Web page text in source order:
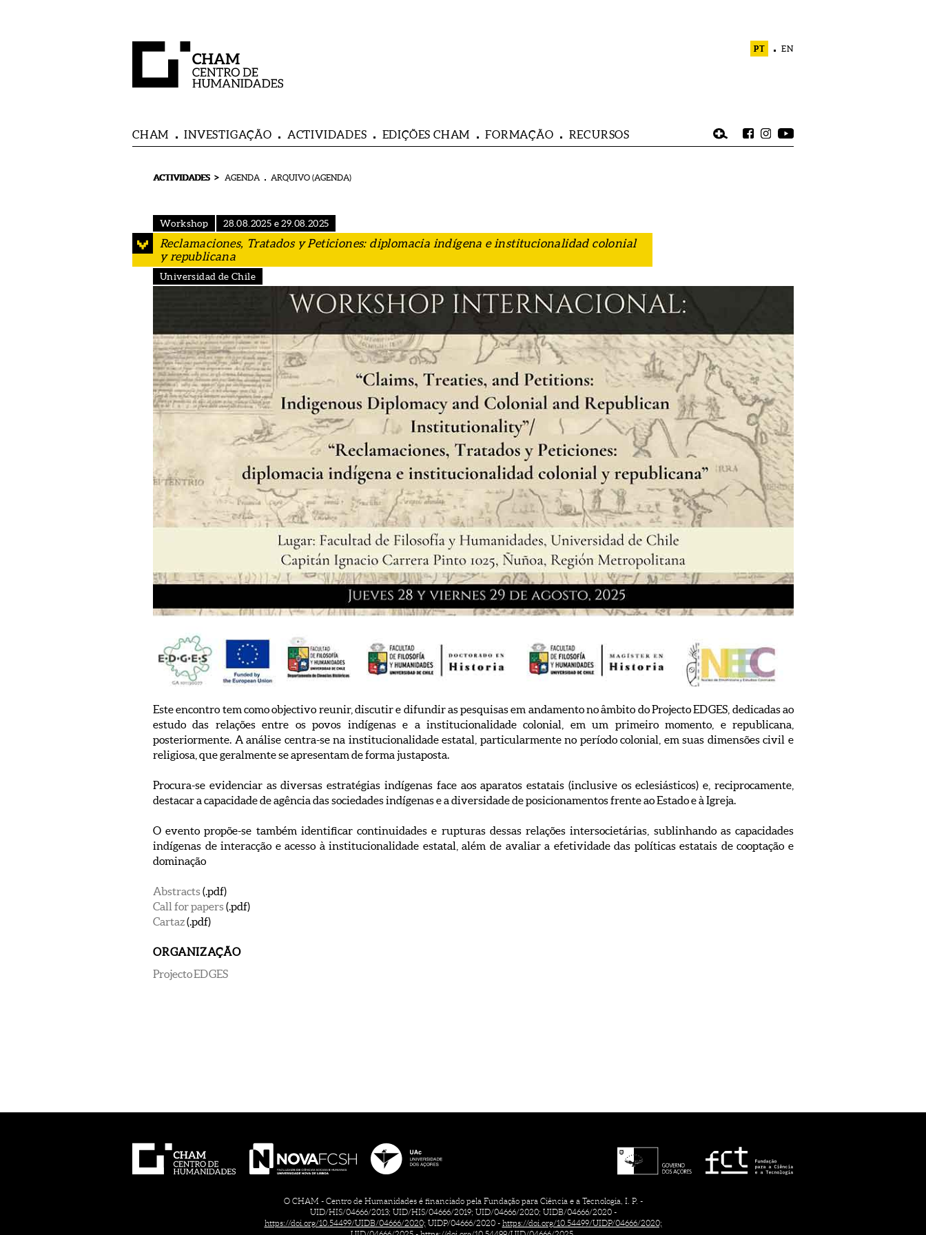
PT EN
CHAM INVESTIGAÇÃO ACTIVIDADES EDIÇÕES CHAM FORMAÇÃO RECURSOS
ACTIVIDADES > AGENDA ARQUIVO (AGENDA)
Workshop 28.08.2025 e 29.08.2025
Reclamaciones, Tratados y Peticiones: diplomacia indígena e institucionalidad colonial
y republicana
Universidad de Chile
Este encontro tem como objectivo reunir, discutir e difundir as pesquisas em andamento no âmbito do Projecto EDGES, dedicadas ao
estudo das relações entre os povos indígenas e a institucionalidade colonial, em um primeiro momento, e republicana,
posteriormente. A análise centra-se na institucionalidade estatal, particularmente no período colonial, em suas dimensões civil e
religiosa, que geralmente se apresentam de forma justaposta.
Procura-se evidenciar as diversas estratégias indígenas face aos aparatos estatais (inclusive os eclesiásticos) e, reciprocamente,
destacar a capacidade de agência das sociedades indígenas e a diversidade de posicionamentos frente ao Estado e à Igreja.
O evento propõe-se também identificar continuidades e rupturas dessas relações intersocietárias, sublinhando as capacidades
indígenas de interacção e acesso à institucionalidade estatal, além de avaliar a efetividade das políticas estatais de cooptação e
dominação
Abstracts(.pdf)
Call for papers(.pdf)
Cartaz(.pdf)
ORGANIZAÇÃO
Projecto EDGES
O CHAM - Centro de Humanidades é financiado pela Fundação para Ciência e a Tecnologia, I. P. -
UID/HIS/04666/2013; UID/HIS/04666/2019; UID/04666/2020; UIDB/04666/2020 -
https://doi.org/10.54499/UIDB/04666/2020; UIDP/04666/2020 - https://doi.org/10.54499/UIDP/04666/2020;